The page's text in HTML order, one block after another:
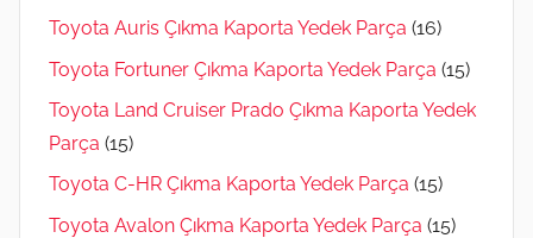
Toyota Auris Çıkma Kaporta Yedek Parça (16)
Toyota Fortuner Çıkma Kaporta Yedek Parça (15)
Toyota Land Cruiser Prado Çıkma Kaporta Yedek
Parça (15)
Toyota C-HR Çıkma Kaporta Yedek Parça (15)
Toyota Avalon Çıkma Kaporta Yedek Parça (15)